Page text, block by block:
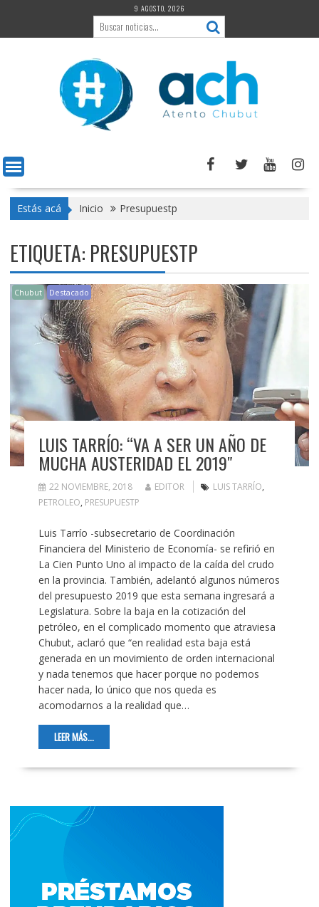
contenido
9 AGOSTO, 2026
Estás acá Inicio Presupuestp
ETIQUETA: PRESUPUESTP
Chubut Destacado
LUIS TARRÍO: “VA A SER UN AÑO DE
MUCHA AUSTERIDAD EL 2019″
22 NOVIEMBRE, 2018 EDITOR LUIS TARRÍO,
PETROLEO, PRESUPUESTP
Luis Tarrío -subsecretario de Coordinación
Financiera del Ministerio de Economía- se refirió en
La Cien Punto Uno al impacto de la caída del crudo
en la provincia. También, adelantó algunos números
del presupuesto 2019 que esta semana ingresará a
Legislatura. Sobre la baja en la cotización del
petróleo, en el complicado momento que atraviesa
Chubut, aclaró que “en realidad esta baja está
generada en un movimiento de orden internacional
y nada tenemos que hacer porque no podemos
hacer nada, lo único que nos queda es
acomodarnos a la realidad que…
LEER MÁS...